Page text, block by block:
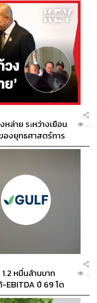
ล่าย ระหว่างเยือน
องยุทธศาสตร์การ
...
หมื่นล้านบาท
EBITDA ปี 69 โต
ซลาร์ฟาร์มชุมชน
...